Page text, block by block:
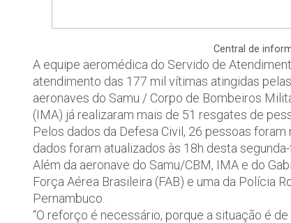
Central de
A equipe aeromédica do Servido de
atendimento das 177 mil vítimas atingidas
aeronaves do Samu / Corpo de Bombeiros
(IMA) já realizaram mais de 51 resgates de
Pelos dados da Defesa Civil, 26 pessoas
dados foram atualizados às 18h desta segunda-
Além da aeronave do Samu/CBM, IMA e do
Força Aérea Brasileira (FAB) e uma da Polícia
Pernambuco.
“O reforço é necessário, porque a situação é